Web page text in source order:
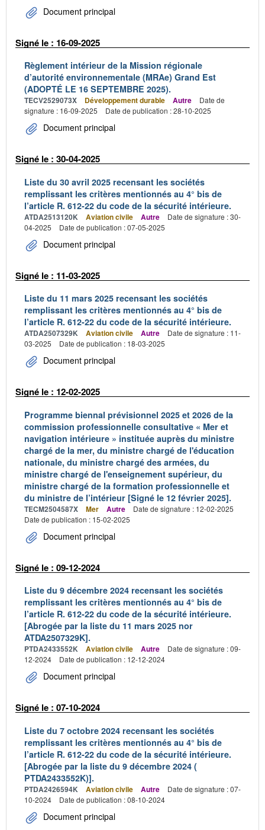
Document principal
Signé le : 16-09-2025
Règlement intérieur de la Mission régionale
d’autorité environnementale (MRAe) Grand Est
(ADOPTÉ LE 16 SEPTEMBRE 2025).
TECV2529073X Développement durable Autre
Date de
signature : 16-09-2025
Date de publication : 28-10-2025
Document principal
Signé le : 30-04-2025
Liste du 30 avril 2025 recensant les sociétés
remplissant les critères mentionnés au 4° bis de
l’article R. 612-22 du code de la sécurité intérieure.
ATDA2513120K Aviation civile Autre
Date de signature : 30-
04-2025
Date de publication : 07-05-2025
Document principal
Signé le : 11-03-2025
Liste du 11 mars 2025 recensant les sociétés
remplissant les critères mentionnés au 4° bis de
l’article R. 612-22 du code de la sécurité intérieure.
ATDA2507329K Aviation civile Autre
Date de signature : 11-
03-2025
Date de publication : 18-03-2025
Document principal
Signé le : 12-02-2025
Programme biennal prévisionnel 2025 et 2026 de la
commission professionnelle consultative « Mer et
navigation intérieure » instituée auprès du ministre
chargé de la mer, du ministre chargé de l'éducation
nationale, du ministre chargé des armées, du
ministre chargé de l'enseignement supérieur, du
ministre chargé de la formation professionnelle et
du ministre de l’intérieur [Signé le 12 février 2025].
TECM2504587X Mer Autre
Date de signature : 12-02-2025
Date de publication : 15-02-2025
Document principal
Signé le : 09-12-2024
Liste du 9 décembre 2024 recensant les sociétés
remplissant les critères mentionnés au 4° bis de
l’article R. 612-22 du code de la sécurité intérieure.
[Abrogée par la liste du 11 mars 2025 nor
ATDA2507329K].
PTDA2433552K Aviation civile Autre
Date de signature : 09-
12-2024
Date de publication : 12-12-2024
Document principal
Signé le : 07-10-2024
Liste du 7 octobre 2024 recensant les sociétés
remplissant les critères mentionnés au 4° bis de
l’article R. 612-22 du code de la sécurité intérieure.
[Abrogée par la liste du 9 décembre 2024 (
PTDA2433552K)].
PTDA2426594K Aviation civile Autre
Date de signature : 07-
10-2024
Date de publication : 08-10-2024
Document principal